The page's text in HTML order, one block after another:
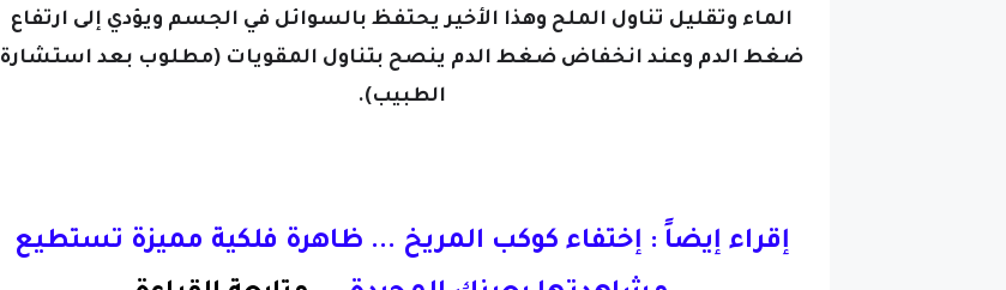
الماء وتقليل تناول الملح وهذا الأخير يحتفظ بالسوائل في الجسم ويؤدي إلى ارتفاع
ضغط الدم وعند انخفاض ضغط الدم ينصح بتناول المقويات (مطلوب بعد استشارة
الطبيب).
إقراء إيضاً : إختفاء كوكب المريخ ... ظاهرة فلكية مميزة تستطيع